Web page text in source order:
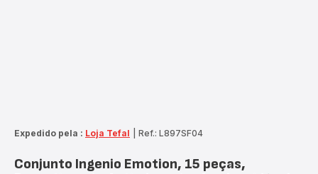
Expedido pela : Loja Tefal Ref.: L897SF04
Conjunto Ingenio Emotion, 15 peças,